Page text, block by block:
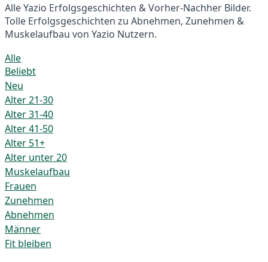
Alle Yazio Erfolgsgeschichten & Vorher-Nachher Bilder.
Tolle Erfolgsgeschichten zu Abnehmen, Zunehmen &
Muskelaufbau von Yazio Nutzern.
Alle
Beliebt
Neu
Alter 21-30
Alter 31-40
Alter 41-50
Alter 51+
Alter unter 20
Muskelaufbau
Frauen
Zunehmen
Abnehmen
Männer
Fit bleiben